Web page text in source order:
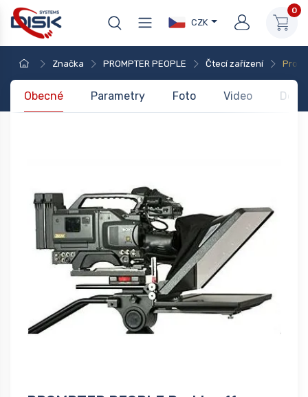
CZK
0
Značka PROMPTER PEOPLE Čtecí zařízení
Obecné Parametry Foto Video